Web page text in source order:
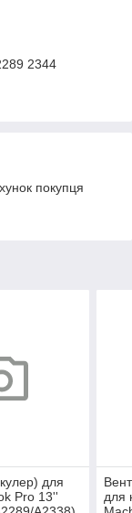
2344
покупця
для
Pro 13''
для